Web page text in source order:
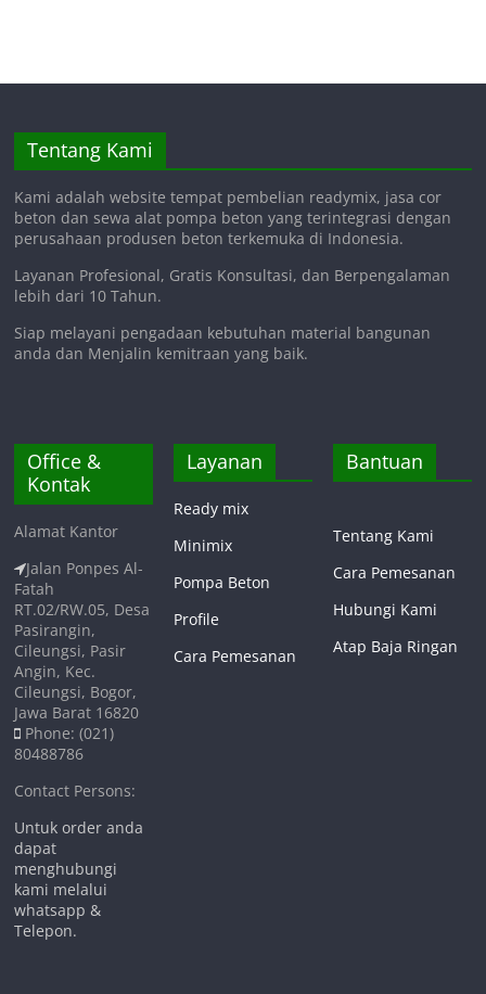
Tentang Kami
Kami adalah website tempat pembelian readymix, jasa cor
beton dan sewa alat pompa beton yang terintegrasi dengan
perusahaan produsen beton terkemuka di Indonesia.
Layanan Profesional, Gratis Konsultasi, dan Berpengalaman
lebih dari 10 Tahun.
Siap melayani pengadaan kebutuhan material bangunan
anda dan Menjalin kemitraan yang baik.
Office &
Kontak
Alamat Kantor
Jalan Ponpes Al-
Fatah
RT.02/RW.05, Desa
Pasirangin,
Cileungsi, Pasir
Angin, Kec.
Cileungsi, Bogor,
Jawa Barat 16820
Phone: (021)
80488786
Contact Persons:
Untuk order anda
dapat
menghubungi
kami melalui
whatsapp &
Telepon.
Layanan
Ready mix
Minimix
Pompa Beton
Profile
Cara Pemesanan
Bantuan
Tentang Kami
Cara Pemesanan
Hubungi Kami
Atap Baja Ringan